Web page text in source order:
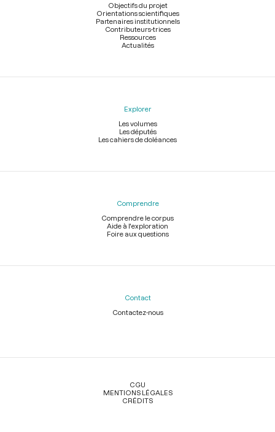
Objectifs du projet
Orientations scientifiques
Partenaires institutionnels
Contributeurs-trices
Ressources
Actualités
Explorer
Les volumes
Les députés
Les cahiers de doléances
Comprendre
Comprendre le corpus
Aide à l'exploration
Foire aux questions
Contact
Contactez-nous
Légal
CGU
MENTIONS LÉGALES
CRÉDITS